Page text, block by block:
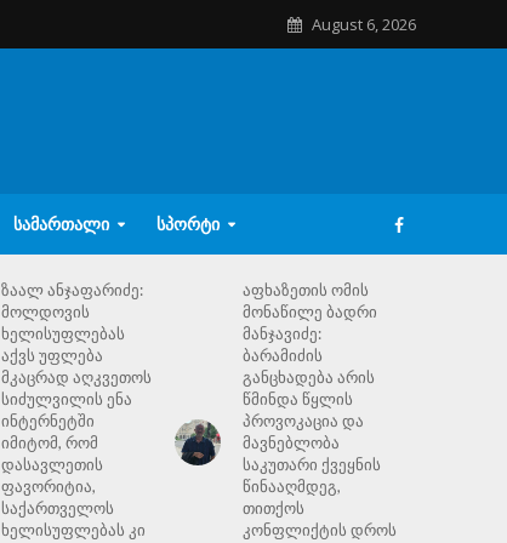
August 6, 2026
ᲡᲐᲛᲐᲠᲗᲐᲚᲘ ᲡᲞᲝᲠᲢᲘ
ზაალ ანჯაფარიძე:
მოლდოვის
ხელისუფლებას
აქვს უფლება
მკაცრად აღკვეთოს
სიძულვილის ენა
ინტერნეტში
იმიტომ, რომ
დასავლეთის
ფავორიტია,
საქართველოს
ხელისუფლებას კი
აფხაზეთის ომის
მონაწილე ბადრი
მანჯავიძე:
ბარამიძის
განცხადება არის
წმინდა წყლის
პროვოკაცია და
მავნებლობა
საკუთარი ქვეყნის
წინააღმდეგ,
თითქოს
კონფლიქტის დროს